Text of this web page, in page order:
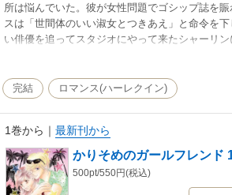
所は悩んでいた。彼が女性問題でゴシップ誌を
スは「世間体のいい淑女とつきあえ」と命令を
い俳優を追ってスタジオにやって来たシャーリ
ラヴィスは、彼女と偽装の恋人契約を結ぶ。や
からぬ思いを抱くようになり…。
完結 ロマンス(ハーレクイン)
1巻から ｜ 最新刊から
かりそめのガールフレンド
500pt/550円(税込)